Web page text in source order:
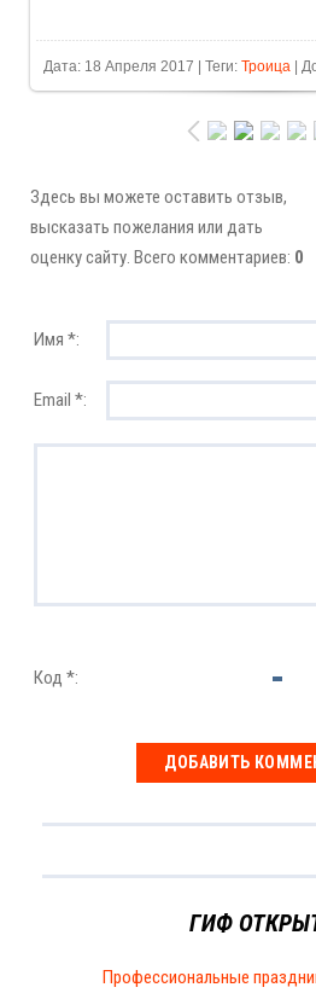
Дата: 18 Апреля 2017 | Теги: Троица |
Здесь вы можете оставить отзыв,
высказать пожелания или дать
оценку сайту. Всего комментариев: 0
Имя *:
Email *:
Код *:
ГИФ
Профессиональные